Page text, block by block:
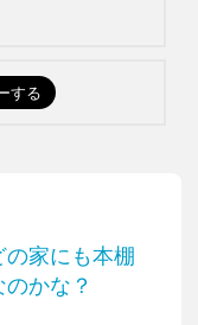
の家にも本棚
かな？